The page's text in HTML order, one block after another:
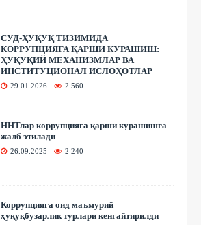
СУД-ҲУҚУҚ ТИЗИМИДА
КОРРУПЦИЯГА ҚАРШИ КУРАШИШ:
ҲУҚУҚИЙ МЕХАНИЗМЛАР ВА
ИНСТИТУЦИОНАЛ ИСЛОҲОТЛАР
29.01.2026 2 560
ННТлар коррупцияга қарши курашишга
жалб этилади
26.09.2025 2 240
Коррупцияга оид маъмурий
ҳуқуқбузарлик турлари кенгайтирилди